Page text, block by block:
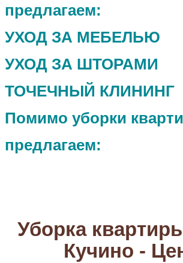
предлагаем:
УХОД ЗА МЕБЕЛЬЮ
УХОД ЗА ШТОРАМИ
ТОЧЕЧНЫЙ КЛИНИНГ
Помимо уборки
предлагаем:
Уборка
Кучино -